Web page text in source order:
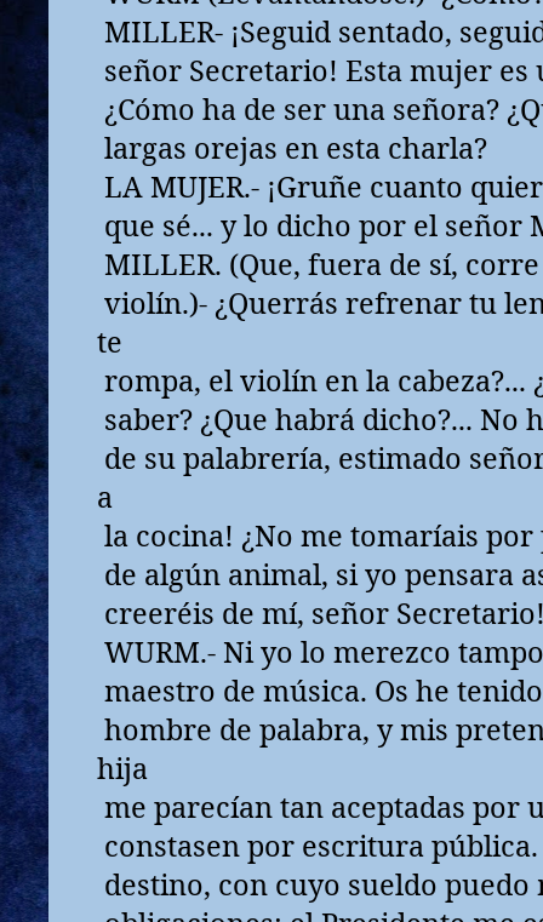
MILLER- ¡Seguid sentado,
señor Secretario! Esta mujer es
¿Cómo ha de ser una señora?
largas orejas en esta charla?
LA MUJER.- ¡Gruñe cuanto
que sé... y lo dicho por el señor
MILLER. (Que, fuera de sí,
violín.)- ¿Querrás refrenar tu
te
rompa, el violín en la cabeza?...
saber? ¿Que habrá dicho?... No
de su palabrería, estimado
a
la cocina! ¿No me tomaríais
de algún animal, si yo pensara
creeréis de mí, señor
WURM.- Ni yo lo merezco
maestro de música. Os he
hombre de palabra, y mis
hija
me parecían tan aceptadas por
constasen por escritura
destino, con cuyo sueldo